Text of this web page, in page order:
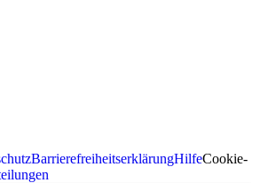
BarrierefreiheitserklärungHilfeCookie-